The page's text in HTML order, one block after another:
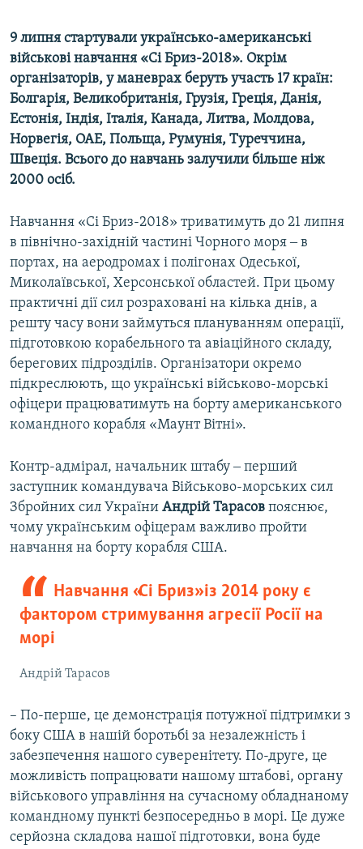
КТАТ
ДОЛУЧАЙСЯ!
9 липня стартували українсько-американські
військові навчання «Сі Бриз-2018». Окрім
організаторів, у маневрах беруть участь 17 країн:
Болгарія, Великобританія, Грузія, Греція, Данія,
Естонія, Індія, Італія, Канада, Литва, Молдова,
Норвегія, ОАЕ, Польща, Румунія, Туреччина,
Швеція. Всього до навчань залучили більше ніж
2000 осіб.
Навчання «Сі Бриз-2018» триватимуть до 21 липня
в північно-західній частині Чорного моря ‒ в
портах, на аеродромах і полігонах Одеської,
Миколаївської, Херсонської областей. При цьому
практичні дії сил розраховані на кілька днів, а
решту часу вони займуться плануванням операції,
підготовкою корабельного та авіаційного складу,
берегових підрозділів. Організатори окремо
підкреслюють, що українські військово-морські
офіцери працюватимуть на борту американського
командного корабля «Маунт Вітні».
Контр-адмірал, начальник штабу ‒ перший
заступник командувача Військово-морських сил
Збройних сил України Андрій Тарасов пояснює,
чому українським офіцерам важливо пройти
навчання на борту корабля США.
Навчання «Сі Бриз» із 2014 року є
фактором стримування агресії Росії на
морі
Андрій Тарасов
– По-перше, це демонстрація потужної підтримки з
боку США в нашій боротьбі за незалежність і
забезпечення нашого суверенітету. По-друге, це
можливість попрацювати нашому штабові, органу
військового управління на сучасному обладнаному
командному пункті безпосередньо в морі. Це дуже
серйозна складова нашої підготовки, вона буде